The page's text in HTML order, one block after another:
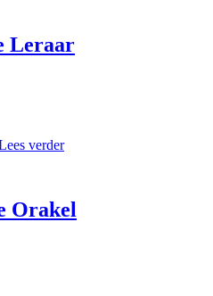
Leraar
verder
Orakel